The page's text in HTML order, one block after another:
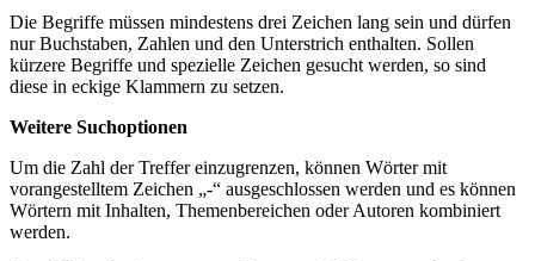
Die Begriffe müssen mindestens drei Zeichen lang sein und dürfen
nur Buchstaben, Zahlen und den Unterstrich enthalten. Sollen
kürzere Begriffe und spezielle Zeichen gesucht werden, so sind
diese in eckige Klammern zu setzen.
Weitere Suchoptionen
Um die Zahl der Treffer einzugrenzen, können Wörter mit
vorangestelltem Zeichen „-“ ausgeschlossen werden und es können
Wörtern mit Inhalten, Themenbereichen oder Autoren kombiniert
werden.